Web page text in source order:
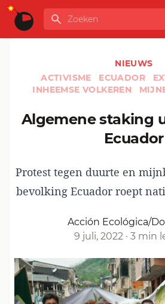
Ga naar de inhoud
GLOBALINFO
Zoeken
NIEUWS
ACTIVISME
ECUADOR
INHEEMSE VOLKEREN
Algemene staking uitgeroepen
Ecuador
Protest tegen duurte en
bevolking Ecuador roept
Acción Ecológica/
9 juli, 2022 · 3 min